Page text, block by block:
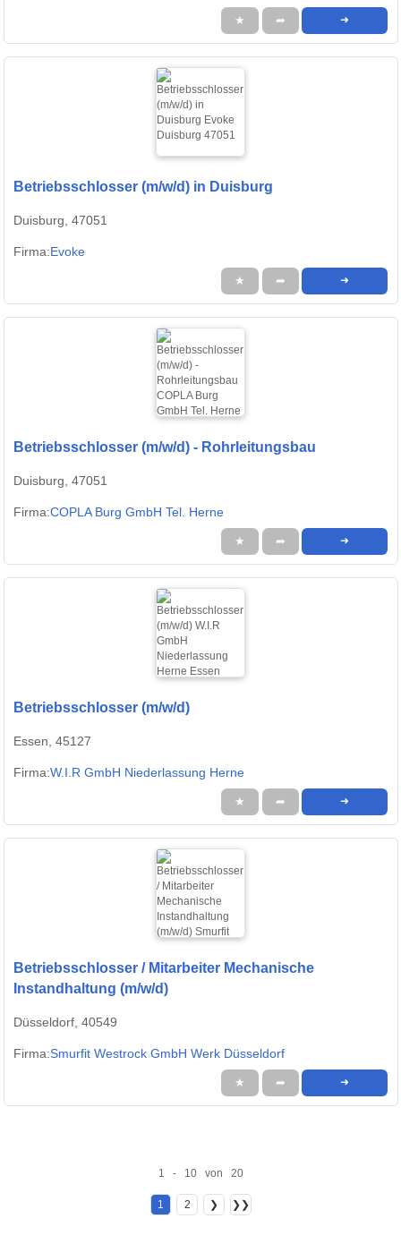
★ ➦ ➜
Betriebsschlosser (m/w/d) in Duisburg
Duisburg, 47051
Firma:Evoke
★ ➦ ➜
Betriebsschlosser (m/w/d) - Rohrleitungsbau
Duisburg, 47051
Firma:COPLA Burg GmbH Tel. Herne
★ ➦ ➜
Betriebsschlosser (m/w/d)
Essen, 45127
Firma:W.I.R GmbH Niederlassung Herne
★ ➦ ➜
Betriebsschlosser / Mitarbeiter Mechanische
Instandhaltung (m/w/d)
Düsseldorf, 40549
Firma:Smurfit Westrock GmbH Werk Düsseldorf
★ ➦ ➜
1 - 10 von 20
1 2 ❯ ❯❯